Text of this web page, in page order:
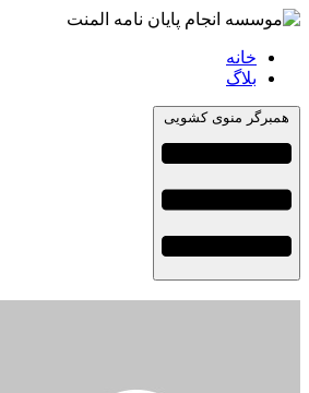
خانه
بلاگ
همبرگر منوی کشویی